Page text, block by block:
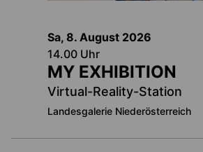
Sa, 8. August 2026
14.00 Uhr
MY EXHIBITION
Virtual-Reality-Station
Landesgalerie Niederösterreich